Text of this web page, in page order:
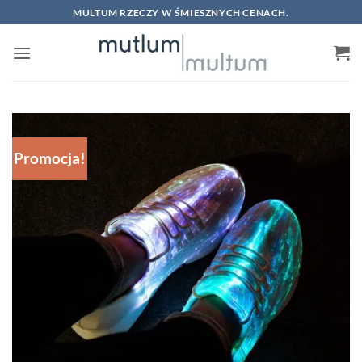
to
content
MULTUM RZECZY W ŚMIESZNYCH CENACH.
Promocja!